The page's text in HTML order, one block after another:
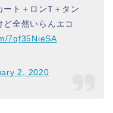
ート＋ロンT＋タン
全然いらんエコ
7qf35NieSA
2, 2020